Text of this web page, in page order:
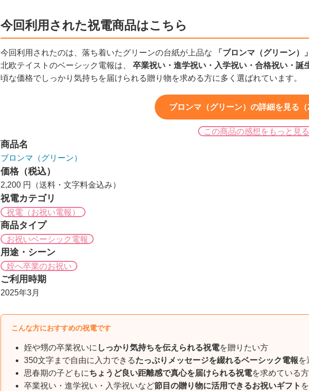
今回利用された祝電商品はこちら
今回利用されたのは、落ち着いたグリーンの台紙が上品な 「ブロンマ（グリーン）」
北欧テイストのベーシック電報は、 卒業祝い・進学祝い・入学祝い・合格祝い・誕
頃な価格でしっかり気持ちを届けられる贈り物を求める方に多く選ばれています。
ブロンマ（グリーン）の詳細を見る（
この商品の感想をもっと見る
商品名
ブロンマ（グリーン）
価格（税込）
2,200 円（送料・文字料金込み）
祝電カテゴリ
祝電（お祝い電報）
商品タイプ
お祝いベーシック電報
用途・シーン
姪へ卒業のお祝い
ご利用時期
2025年3月
こんな方におすすめの祝電です
姪や甥の卒業祝いに しっかり気持ちを伝えられる祝電を贈りたい方
350文字まで自由に入力できるたっぷりメッセージを綴れるベーシック電報を
思春期の子どもにちょうど良い距離感で真心を届けられる祝電を求めている方
卒業祝い・進学祝い・入学祝いなど節目の贈り物に活用できるお祝いギフト